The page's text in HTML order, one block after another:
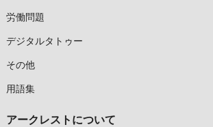
労働問題
デジタルタトゥー
その他
用語集
アークレストについて